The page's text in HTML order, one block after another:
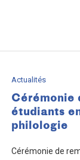
Actualités
Cérémonie
étudiants
philologie
Cérémonie de